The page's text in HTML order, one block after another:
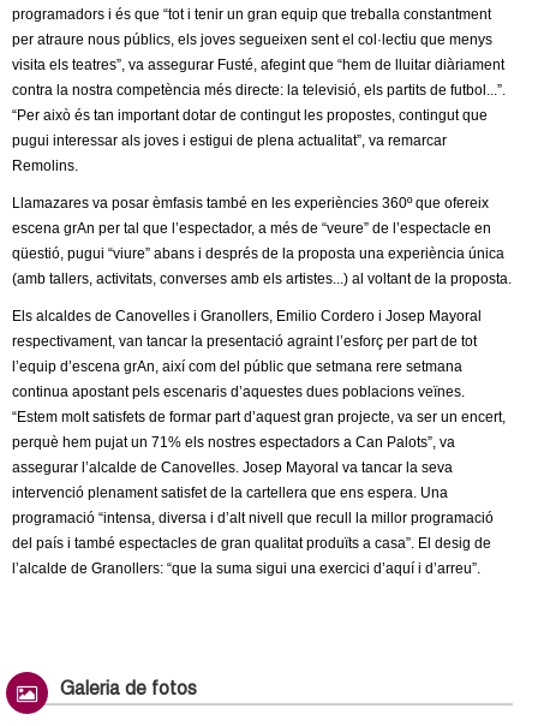
programadors i és que “tot i tenir un gran equip que treballa constantment
per atraure nous públics, els joves segueixen sent el col·lectiu que menys
visita els teatres”, va assegurar Fusté, afegint que “hem de lluitar diàriament
contra la nostra competència més directe: la televisió, els partits de futbol...”.
“Per això és tan important dotar de contingut les propostes, contingut que
pugui interessar als joves i estigui de plena actualitat”, va remarcar
Remolins.
Llamazares va posar èmfasis també en les experiències 360º que ofereix
escena grAn per tal que l’espectador, a més de “veure” de l’espectacle en
qüestió, pugui “viure” abans i després de la proposta una experiència única
(amb tallers, activitats, converses amb els artistes...) al voltant de la proposta.
Els alcaldes de Canovelles i Granollers, Emilio Cordero i Josep Mayoral
respectivament, van tancar la presentació agraint l’esforç per part de tot
l’equip d’escena grAn, així com del públic que setmana rere setmana
continua apostant pels escenaris d’aquestes dues poblacions veïnes.
“Estem molt satisfets de formar part d’aquest gran projecte, va ser un encert,
perquè hem pujat un 71% els nostres espectadors a Can Palots”, va
assegurar l’alcalde de Canovelles. Josep Mayoral va tancar la seva
intervenció plenament satisfet de la cartellera que ens espera. Una
programació “intensa, diversa i d’alt nivell que recull la millor programació
del país i també espectacles de gran qualitat produïts a casa”. El desig de
l’alcalde de Granollers: “que la suma sigui una exercici d’aquí i d’arreu”.
Galeria de fotos